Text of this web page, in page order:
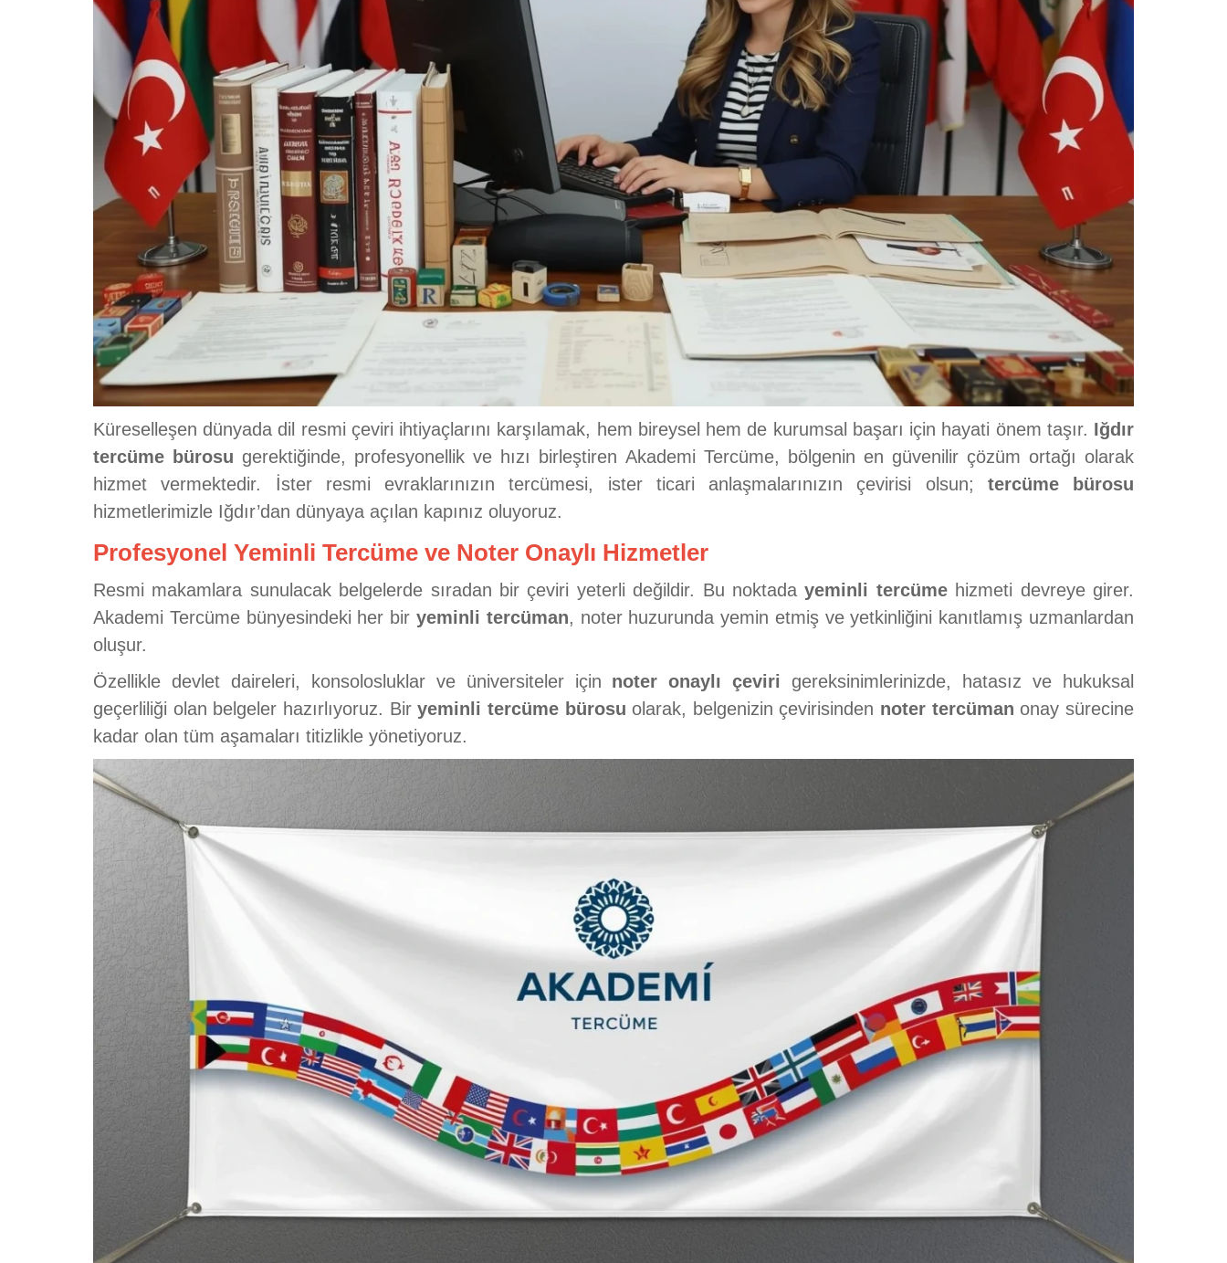
Küreselleşen dünyada dil resmi çeviri ihtiyaçlarını karşılamak, hem bireysel hem de kurumsal başarı için hayati önem taşır. Iğdır
tercüme bürosu gerektiğinde, profesyonellik ve hızı birleştiren Akademi Tercüme, bölgenin en güvenilir çözüm ortağı olarak
hizmet vermektedir. İster resmi evraklarınızın tercümesi, ister ticari anlaşmalarınızın çevirisi olsun; tercüme bürosu
hizmetlerimizle Iğdır’dan dünyaya açılan kapınız oluyoruz.
Profesyonel Yeminli Tercüme ve Noter Onaylı Hizmetler
Resmi makamlara sunulacak belgelerde sıradan bir çeviri yeterli değildir. Bu noktadayeminli tercümehizmeti devreye girer.
Akademi Tercüme bünyesindeki her bir yeminli tercüman, noter huzurunda yemin etmiş ve yetkinliğini kanıtlamış uzmanlardan
oluşur.
Özellikle devlet daireleri, konsolosluklar ve üniversiteler için noter onaylı çeviri
gereksinimlerinizde, hatasız ve hukuksal
geçerliliği olan belgeler hazırlıyoruz. Biryeminli tercüme bürosu olarak, belgenizin çevirisinden noter tercüman onay sürecine
kadar olan tüm aşamaları titizlikle yönetiyoruz.